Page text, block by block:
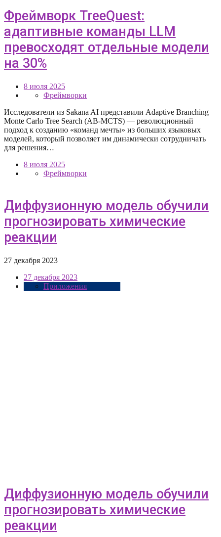
Фреймворк TreeQuest:
адаптивные команды LLM
превосходят отдельные модели
на 30%
8 июля 2025
Фреймворки
Исследователи из Sakana AI представили Adaptive Branching
Monte Carlo Tree Search (AB-MCTS) — революционный
подход к созданию «команд мечты» из больших языковых
моделей, который позволяет им динамически сотрудничать
для решения…
8 июля 2025
Фреймворки
Диффузионную модель обучили
прогнозировать химические
реакции
27 декабря 2023
27 декабря 2023
Приложения
Диффузионную модель обучили
прогнозировать химические
реакции